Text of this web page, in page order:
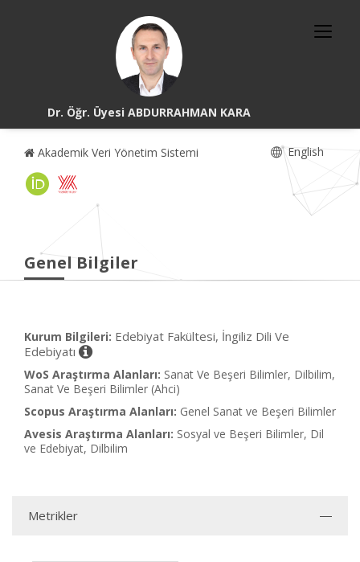
Dr. Öğr. Üyesi ABDURRAHMAN KARA
Akademik Veri Yönetim Sistemi English
Genel Bilgiler
Kurum Bilgileri: Edebiyat Fakültesi, İngiliz Dili Ve
Edebiyatı
WoS Araştırma Alanları: Sanat Ve Beşeri Bilimler, Dilbilim,
Sanat Ve Beşeri Bilimler (Ahci)
Scopus Araştırma Alanları: Genel Sanat ve Beşeri Bilimler
Avesis Araştırma Alanları: Sosyal ve Beşeri Bilimler, Dil
ve Edebiyat, Dilbilim
Metrikler